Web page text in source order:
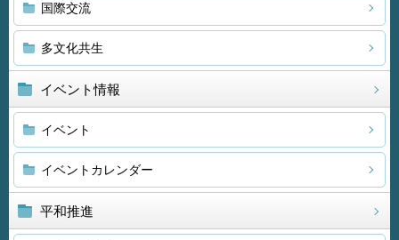
国際交流
多文化共生
イベント情報
イベント
イベントカレンダー
平和推進